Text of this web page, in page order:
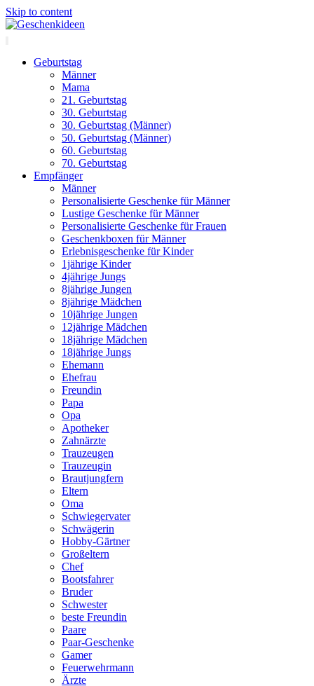
Skip to content
Geburtstag
Männer
Mama
21. Geburtstag
30. Geburtstag
30. Geburtstag (Männer)
50. Geburtstag (Männer)
60. Geburtstag
70. Geburtstag
Empfänger
Männer
Personalisierte Geschenke für Männer
Lustige Geschenke für Männer
Personalisierte Geschenke für Frauen
Geschenkboxen für Männer
Erlebnisgeschenke für Kinder
1jährige Kinder
4jährige Jungs
8jährige Jungen
8jährige Mädchen
10jährige Jungen
12jährige Mädchen
18jährige Mädchen
18jährige Jungs
Ehemann
Ehefrau
Freundin
Papa
Opa
Apotheker
Zahnärzte
Trauzeugen
Trauzeugin
Brautjungfern
Eltern
Oma
Schwiegervater
Schwägerin
Hobby-Gärtner
Großeltern
Chef
Bootsfahrer
Bruder
Schwester
beste Freundin
Paare
Paar-Geschenke
Gamer
Feuerwehrmann
Ärzte